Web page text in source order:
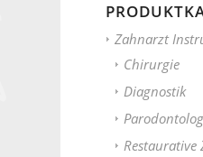
Zahnarzt
Chirurgie
Diagnostik
Restaurative